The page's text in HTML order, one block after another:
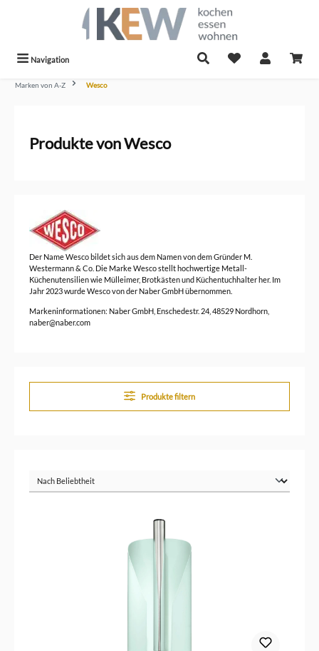
Navigation
Marken von A-Z Wesco
Produkte von Wesco
Der Name Wesco bildet sich aus dem Namen von dem Gründer M.
Westermann & Co. Die Marke Wesco stellt hochwertige Metall-
Küchenutensilien wie Mülleimer, Brotkästen und Küchentuchhalter her. Im
Jahr 2023 wurde Wesco von der Naber GmbH übernommen.
Markeninformationen: Naber GmbH, Enschedestr. 24, 48529 Nordhorn,
naber@naber.com
Produkte filtern